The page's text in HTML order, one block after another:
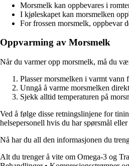
Morsmelk kan oppbevares i
I kjøleskapet kan morsmelken
For frossen morsmelk, oppbevar
Oppvarming av Morsmelk
Når du varmer opp morsmelk, må du
Plasser morsmelken i varmt vann
Unngå å varme morsmelken
Sjekk alltid temperaturen på
Ved å følge disse retningslinjene for
helsepersonell hvis du har spørsmål
Nå har du all den informasjonen du
Alt du trenger å vite om Omega-3 og